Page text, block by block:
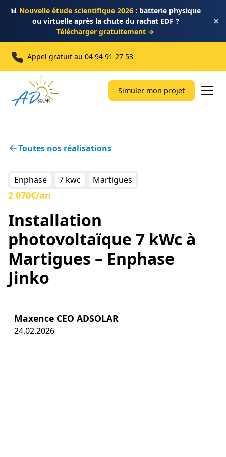
📊 Nouvelle étude scientifique 2026 : batterie physique
ou virtuelle après la chute du rachat EDF ?
Télécharger gratuitement →
×
Appel gratuit au04 94 91 27 53
Simuler mon projet
Toutes nos réalisations
Enphase 7 kwc Martigues
2 070€/an
Installation
photovoltaïque 7 kWc à
Martigues – Enphase
Jinko
Maxence CEO ADSOLAR
24.02.2026